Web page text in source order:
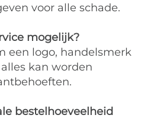
voor alle schade.
mogelijk?
een logo, handelsmerk
kan worden
bestelhoeveelheid